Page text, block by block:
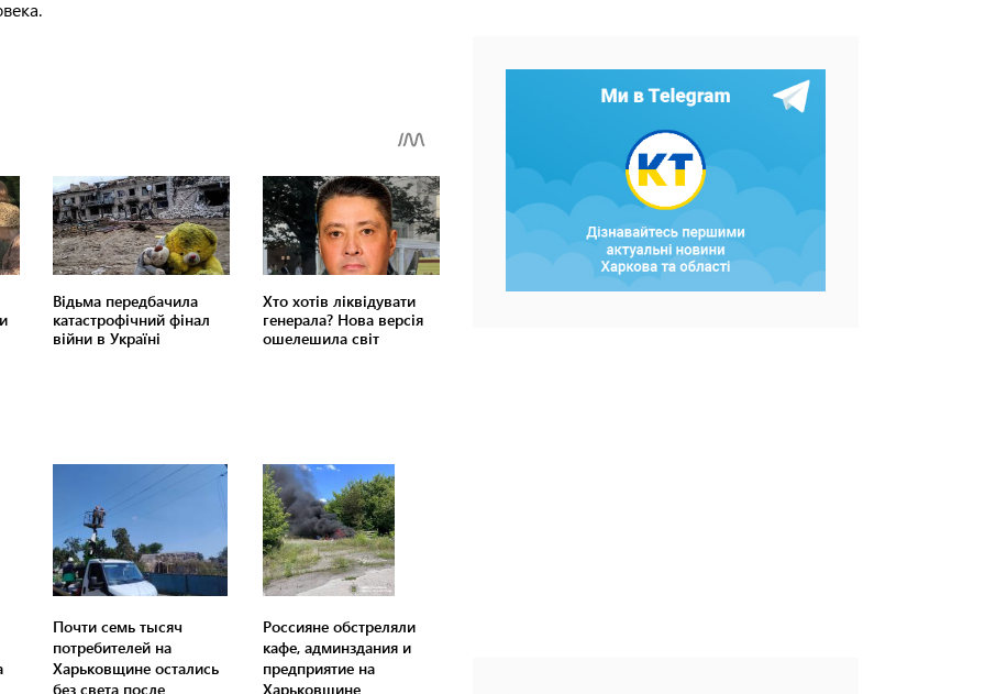
Почти семь тысяч
потребителей на
Харьковщине остались
без света после
Россияне обстреляли
кафе, админздания и
предприятие на
Харьковщине